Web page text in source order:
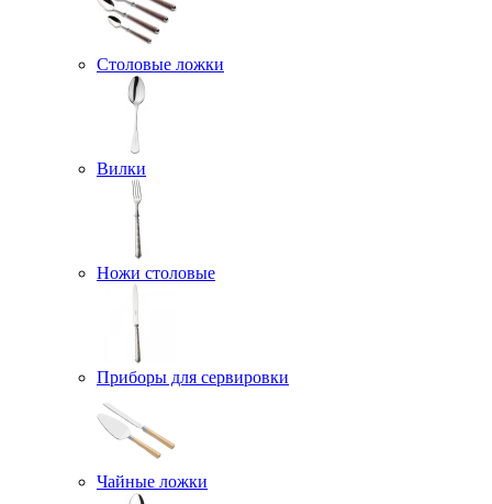
Столовые ложки
Вилки
Ножи столовые
Приборы для сервировки
Чайные ложки